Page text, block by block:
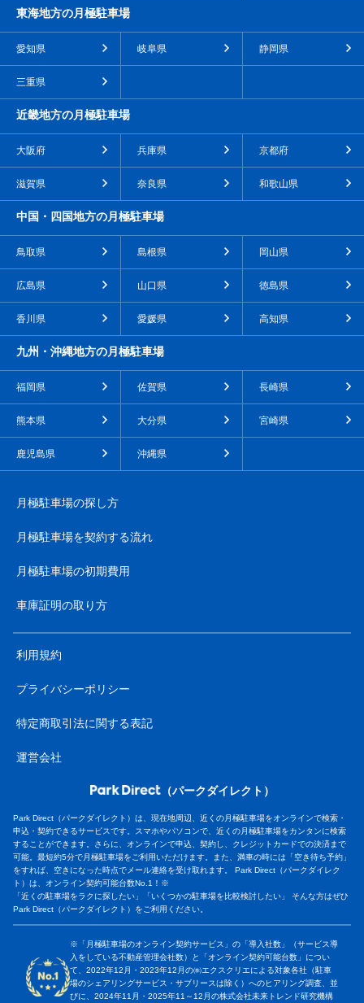
東海地方の月極駐車場
愛知県 岐阜県 静岡県
三重県
近畿地方の月極駐車場
大阪府 兵庫県 京都府
滋賀県 奈良県 和歌山県
中国・四国地方の月極駐車場
鳥取県 島根県 岡山県
広島県 山口県 徳島県
香川県 愛媛県 高知県
九州・沖縄地方の月極駐車場
福岡県 佐賀県 長崎県
熊本県 大分県 宮崎県
鹿児島県 沖縄県
月極駐車場の探し方
月極駐車場を契約する流れ
月極駐車場の初期費用
車庫証明の取り方
利用規約
プライバシーポリシー
特定商取引法に関する表記
運営会社
（パークダイレクト）
Park Direct（パークダイレクト）は、現在地周辺、近くの月極駐車場をオンラインで検索・
申込・契約できるサービスです。スマホやパソコンで、近くの月極駐車場をカンタンに検索
することができます。さらに、オンラインで申込、契約し、クレジットカードでの決済まで
可能。最短約5分で月極駐車場をご利用いただけます。また、満車の時には「空き待ち予約」
をすれば、空きになった時点でメール連絡を受け取れます。 Park Direct（パークダイレク
ト）は、オンライン契約可能台数No.1！※
「近くの駐車場をラクに探したい」「いくつかの駐車場を比較検討したい」 そんな方はぜひ
Park Direct（パークダイレクト）をご利用ください。
※「月極駐車場のオンライン契約サービス」の「導入社数」（サービス導
入をしている不動産管理会社数）と「オンライン契約可能台数」につい
て、2022年12月・2023年12月の㈱エクスクリエによる対象各社（駐車
場のシェアリングサービス・サブリースは除く）へのヒアリング調査、並
びに、2024年11月・2025年11～12月の株式会社未来トレンド研究機構